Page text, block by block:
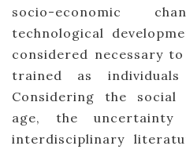
socio-economic
technological
considered necessary
trained as
Considering the
age, the
interdisciplinary